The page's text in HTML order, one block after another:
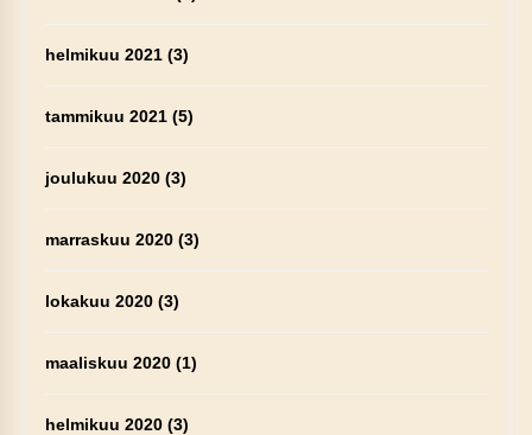
helmikuu 2021(3)
tammikuu 2021(5)
joulukuu 2020(3)
marraskuu 2020(3)
lokakuu 2020(3)
maaliskuu 2020(1)
helmikuu 2020(3)